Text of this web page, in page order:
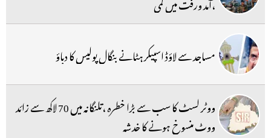
مساجد سے لاؤڈ اسپیکر ہٹانے بنگال پولیس کا دباؤ
ووٹر لسٹ کا سب سے بڑا خطرہ ،تلنگانہ میں 70 لاکھ سے زائد
ووٹ منسوخ ہونے کا خدشہ